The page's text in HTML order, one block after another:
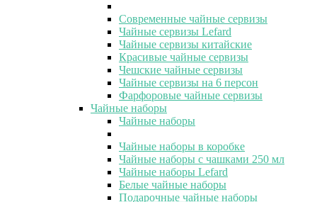
Современные чайные сервизы
Чайные сервизы Lefard
Чайные сервизы китайские
Красивые чайные сервизы
Чешские чайные сервизы
Чайные сервизы на 6 персон
Фарфоровые чайные сервизы
Чайные наборы
Чайные наборы
Чайные наборы в коробке
Чайные наборы с чашками 250 мл
Чайные наборы Lefard
Белые чайные наборы
Подарочные чайные наборы